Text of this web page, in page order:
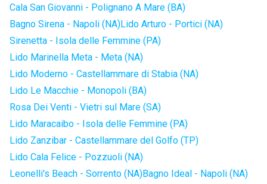
Cala San Giovanni - Polignano A Mare (BA)
Bagno Sirena - Napoli (NA)Lido Arturo - Portici (NA)
Sirenetta - Isola delle Femmine (PA)
Lido Marinella Meta - Meta (NA)
Lido Moderno - Castellammare di Stabia (NA)
Lido Le Macchie - Monopoli (BA)
Rosa Dei Venti - Vietri sul Mare (SA)
Lido Maracaibo - Isola delle Femmine (PA)
Lido Zanzibar - Castellammare del Golfo (TP)
Lido Cala Felice - Pozzuoli (NA)
Leonelli's Beach - Sorrento (NA)Bagno Ideal - Napoli (NA)